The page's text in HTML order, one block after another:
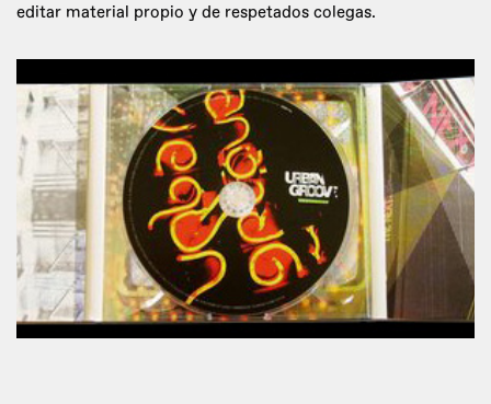
editar material propio y de respetados colegas.